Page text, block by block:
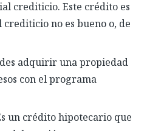
crediticio. Este crédito es
no es bueno o, de
adquirir una propiedad
con el programa
un crédito hipotecario que